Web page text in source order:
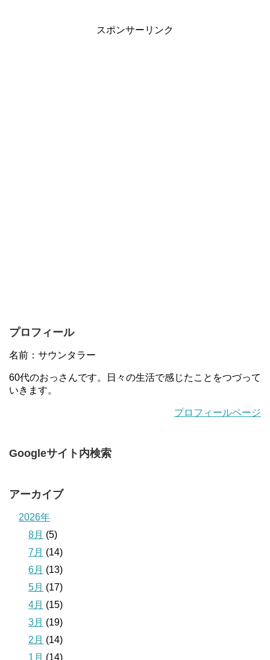
スポンサーリンク
プロフィール
名前：サウンタラー
60代のおっさんです。日々の生活で感じたことをつづって
いきます。
プロフィールページ
Googleサイト内検索
アーカイブ
2026年
8月 (5)
7月 (14)
6月 (13)
5月 (17)
4月 (15)
3月 (19)
2月 (14)
1月 (14)